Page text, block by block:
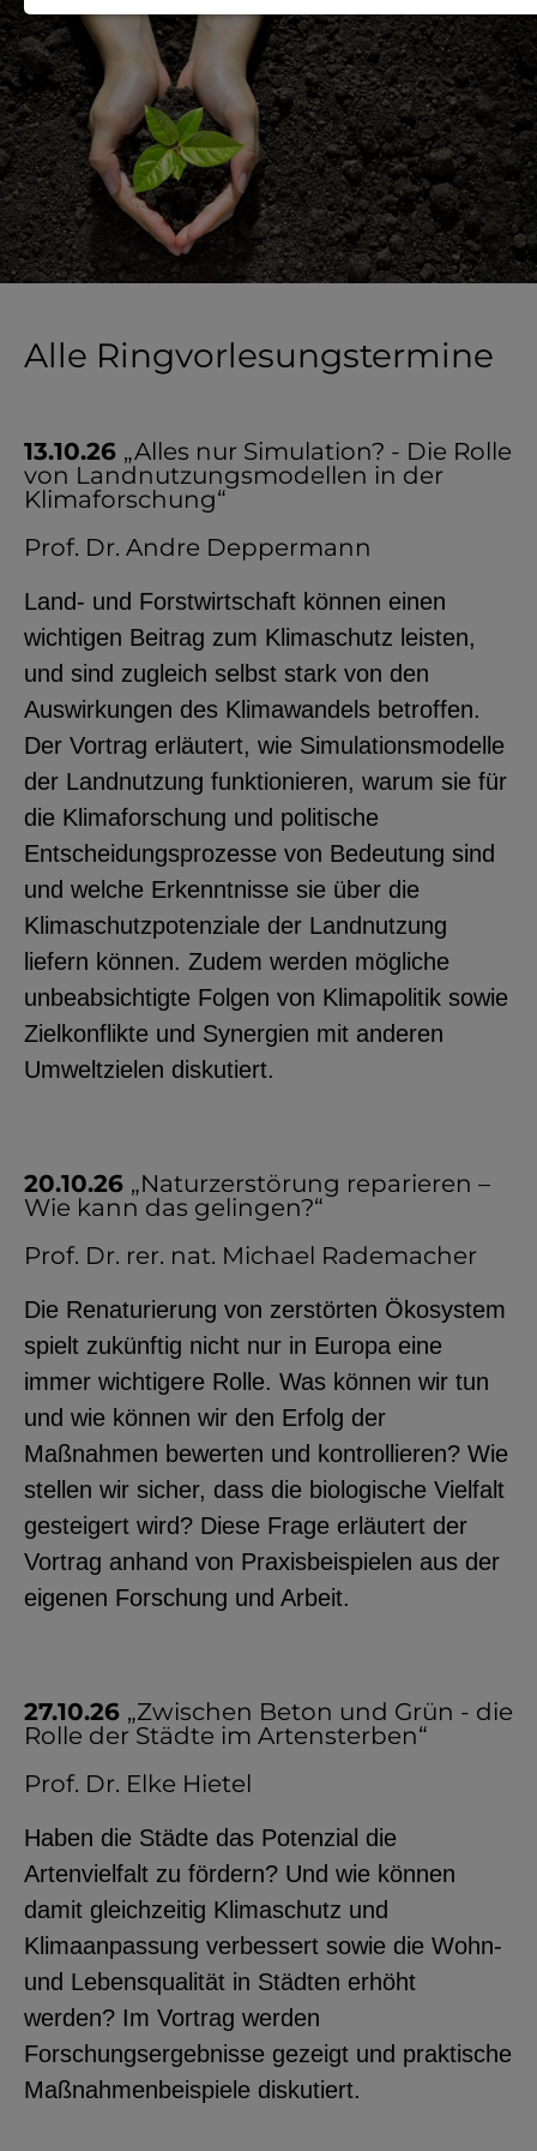
Alle Ringvorlesungstermine
13.10.26 „Alles nur Simulation? - Die Rolle
von Landnutzungsmodellen in der
Klimaforschung“
Prof. Dr. Andre Deppermann
Land- und Forstwirtschaft können einen
wichtigen Beitrag zum Klimaschutz leisten,
und sind zugleich selbst stark von den
Auswirkungen des Klimawandels betroffen.
Der Vortrag erläutert, wie Simulationsmodelle
der Landnutzung funktionieren, warum sie für
die Klimaforschung und politische
Entscheidungsprozesse von Bedeutung sind
und welche Erkenntnisse sie über die
Klimaschutzpotenziale der Landnutzung
liefern können. Zudem werden mögliche
unbeabsichtigte Folgen von Klimapolitik sowie
Zielkonflikte und Synergien mit anderen
Umweltzielen diskutiert.
20.10.26 „Naturzerstörung reparieren –
Wie kann das gelingen?“
Prof. Dr. rer. nat. Michael Rademacher
Die Renaturierung von zerstörten Ökosystem
spielt zukünftig nicht nur in Europa eine
immer wichtigere Rolle. Was können wir tun
und wie können wir den Erfolg der
Maßnahmen bewerten und kontrollieren? Wie
stellen wir sicher, dass die biologische Vielfalt
gesteigert wird? Diese Frage erläutert der
Vortrag anhand von Praxisbeispielen aus der
eigenen Forschung und Arbeit.
27.10.26 „Zwischen Beton und Grün - die
Rolle der Städte im Artensterben“
Prof. Dr. Elke Hietel
Haben die Städte das Potenzial die
Artenvielfalt zu fördern? Und wie können
damit gleichzeitig Klimaschutz und
Klimaanpassung verbessert sowie die Wohn-
und Lebensqualität in Städten erhöht
werden? Im Vortrag werden
Forschungsergebnisse gezeigt und praktische
Maßnahmenbeispiele diskutiert.
Notwendige Cookies zur Session-
Verwaltung und für die generelle
Funktionalität der Seite (immer
notwendig).
EXTERNE MEDIEN
Benutzerdaten durch
Standortdaten oder
Stellenanzeigen.
ChatBot